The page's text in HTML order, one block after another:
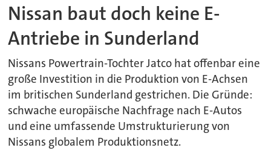
Nissan baut doch keine E-
Antriebe in Sunderland
Nissans Powertrain-Tochter Jatco hat offenbar eine
große Investition in die Produktion von E-Achsen
im britischen Sunderland gestrichen. Die Gründe:
schwache europäische Nachfrage nach E-Autos
und eine umfassende Umstrukturierung von
Nissans globalem Produktionsnetz.